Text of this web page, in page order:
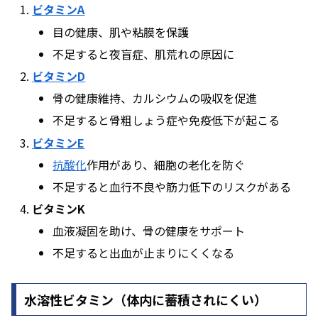
ビタミンA
目の健康、肌や粘膜を保護
不足すると夜盲症、肌荒れの原因に
ビタミンD
骨の健康維持、カルシウムの吸収を促進
不足すると骨粗しょう症や免疫低下が起こる
ビタミンE
抗酸化作用があり、細胞の老化を防ぐ
不足すると血行不良や筋力低下のリスクがある
ビタミンK
血液凝固を助け、骨の健康をサポート
不足すると出血が止まりにくくなる
水溶性ビタミン（体内に蓄積されにくい）